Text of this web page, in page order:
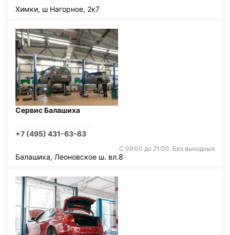
Химки, ш Нагорное, 2к7
Сервис Балашиха
+7 (495) 431-63-63
С 09:00 до 21:00. Без выходных
Балашиха, Леоновское ш. вл.8